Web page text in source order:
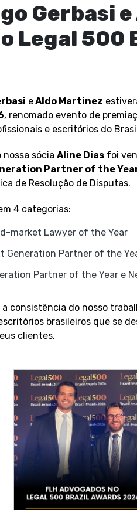
Gerbasi
Legal
eAldo Martinez
, renomado evento de
e escritórios do
sócia Aline Dias foi
Partner of the
de Resolução de Disputas.
4 categorias:
market Lawyer of the Year
Generation Partner of the
Partner of the Year e
consistência do nosso
brasileiros que se
clientes.